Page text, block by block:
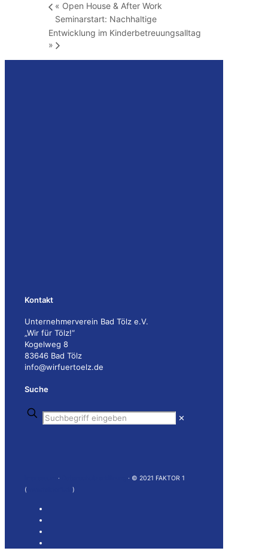
« Open House & After Work
Seminarstart: Nachhaltige
Entwicklung im Kinderbetreuungsalltag
»
Kontakt
Unternehmerverein Bad Tölz e.V.
„Wir für Tölz!“
Kogelweg 8
83646 Bad Tölz
info@wirfuertoelz.de
Suche
✕
·
· © 2021 FAKTOR 1
(
)